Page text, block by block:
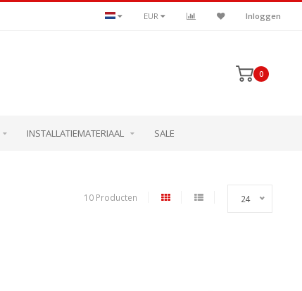
EUR Inloggen
0
INSTALLATIEMATERIAAL SALE
10 Producten 24